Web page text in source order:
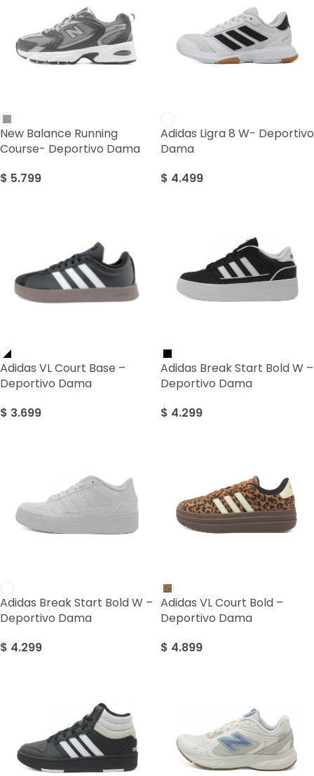
New Balance Running
Course- Deportivo Dama
$ 5.799
Adidas Ligra 8 W- Deportivo
Dama
$ 4.499
Adidas VL Court Base –
Deportivo Dama
$ 3.699
Adidas Break Start Bold W –
Deportivo Dama
$ 4.299
Adidas Break Start Bold W –
Deportivo Dama
$ 4.299
Adidas VL Court Bold –
Deportivo Dama
$ 4.899